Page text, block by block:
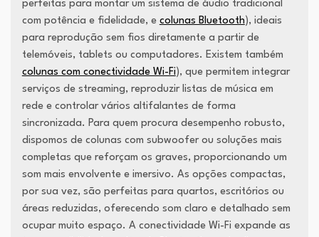
perfeitas para montar um sistema de áudio tradicional
com potência e fidelidade, e colunas Bluetooth ), ideais
para reprodução sem fios diretamente a partir de
telemóveis, tablets ou computadores. Existem também
colunas com conectividade Wi-Fi ), que permitem integrar
serviços de streaming, reproduzir listas de música em
rede e controlar vários altifalantes de forma
sincronizada. Para quem procura desempenho robusto,
dispomos de colunas com subwoofer ou soluções mais
completas que reforçam os graves, proporcionando um
som mais envolvente e imersivo. As opções compactas,
por sua vez, são perfeitas para quartos, escritórios ou
áreas reduzidas, oferecendo som claro e detalhado sem
ocupar muito espaço. A conectividade Wi-Fi expande as